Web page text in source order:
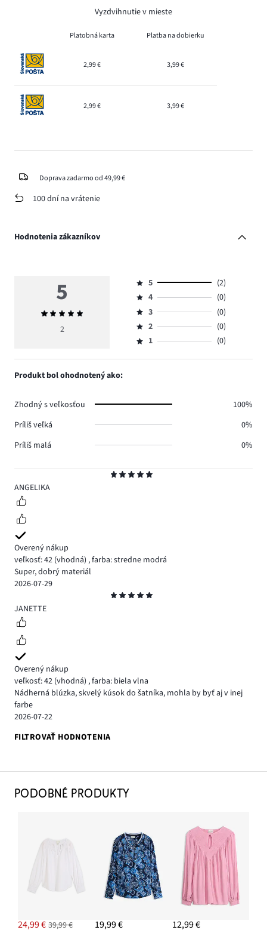
Vyzdvihnutie v mieste
Platobná karta Platba na dobierku
2,99 € 3,99 €
2,99 € 3,99 €
Doprava zadarmo od 49,99 €
100 dní na vrátenie
Hodnotenia zákazníkov
5
ANGELIKA
Overený nákup
veľkosť: 42 (vhodná) ,farba: stredne modrá
Super, dobrý materiál
2026-07-29
5
JANETTE
Overený nákup
veľkosť: 42 (vhodná) ,farba: biela vlna
Nádherná blúzka, skvelý kúsok do šatníka, mohla by byť aj v inej
farbe
2026-07-22
FILTROVAŤ HODNOTENIA
5
Priemerné
hodnotenie
2
Hodnotenie
5,
počet
hlasov
2.
5
(2)
Hodnotenie
4,
počet
hlasov
4
(0)
Hodnotenie
3,
počet
3
(0)
Hodnotenie
2,
2
(0)
Hodnotenie
1,
1 (0)
Produkt bol ohodnotený ako:
Zhodný s veľkosťou
100%
Príliš veľká
0%
Príliš malá
0%
PODOBNÉ PRODUKTY
24,99 € 39,99 € 19,99 € 12,99 €